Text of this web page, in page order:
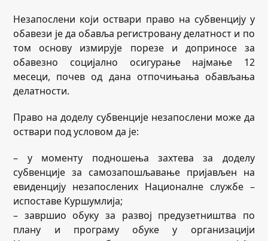
Незапослени који оствари право на субвенцију у
обавези је да обавља регистровану делатност и по
том основу измирује порезе и доприносе за
обавезно социјално осигурање најмање 12
месеци, почев од дана отпочињања обављања
делатности.
Право на доделу субвенције незапослени може да
оствари под условом да је:
– у моменту подношења захтева за доделу
субвенције за самозапошљавање пријављен на
евиденцију незапослених Националне службе –
испоставе Куршумлија;
– завршио обуку за развој предузетништва по
плану и програму обуке у организацији